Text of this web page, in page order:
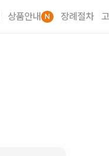
상품안내 N 장례절차